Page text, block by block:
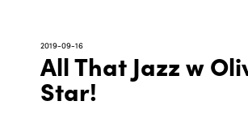
2019-09-16
All That Jazz w
Star!